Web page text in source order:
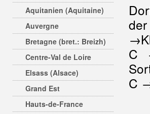
Aquitanien (Aquitaine)
Auvergne
Bretagne (bret.: Breizh)
Centre-Val de Loire
Elsass (Alsace)
Grand Est
Hauts-de-France
C
C